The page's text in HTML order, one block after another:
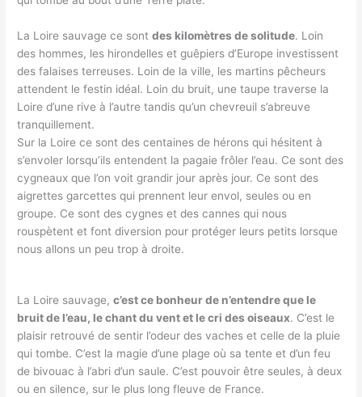
La Loire sauvage ce sontdes kilomètres de solitude. Loin
des hommes, les hirondelles et guêpiers d’Europe investissent
des falaises terreuses. Loin de la ville, les martins pêcheurs
attendent le festin idéal. Loin du bruit, une taupe traverse la
Loire d’une rive à l’autre tandis qu’un chevreuil s’abreuve
tranquillement.
Sur la Loire ce sont des centaines de hérons qui hésitent à
s’envoler lorsqu’ils entendent la pagaie frôler l’eau. Ce sont des
cygneaux que l’on voit grandir jour après jour. Ce sont des
aigrettes garcettes qui prennent leur envol, seules ou en
groupe. Ce sont des cygnes et des cannes qui nous
rouspètent et font diversion pour protéger leurs petits lorsque
nous allons un peu trop à droite.
La Loire sauvage,c’est ce bonheur de n’entendre que le
bruit de l’eau, le chant du vent et le cri des oiseaux. C’est le
plaisir retrouvé de sentir l’odeur des vaches et celle de la pluie
qui tombe. C’est la magie d’une plage où sa tente et d’un feu
de bivouac à l’abri d’un saule. C’est pouvoir être seules, à deux
ou en silence, sur le plus long fleuve de France.